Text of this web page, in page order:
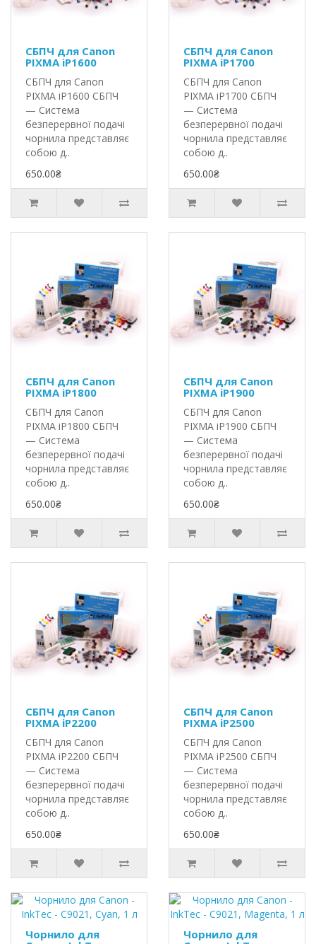
СБПЧ для Canon
PIXMA iP1600
СБПЧ для Canon
PIXMA iP1600 СБПЧ
— Система
безперервної подачі
чорнила представляє
собою д..
650.00₴
СБПЧ для Canon
PIXMA iP1700
СБПЧ для Canon
PIXMA iP1700 СБПЧ
— Система
безперервної подачі
чорнила представляє
собою д..
650.00₴
СБПЧ для Canon
PIXMA iP1800
СБПЧ для Canon
PIXMA iP1800 СБПЧ
— Система
безперервної подачі
чорнила представляє
собою д..
650.00₴
СБПЧ для Canon
PIXMA iP1900
СБПЧ для Canon
PIXMA iP1900 СБПЧ
— Система
безперервної подачі
чорнила представляє
собою д..
650.00₴
СБПЧ для Canon
PIXMA iP2200
СБПЧ для Canon
PIXMA iP2200 СБПЧ
— Система
безперервної подачі
чорнила представляє
собою д..
650.00₴
СБПЧ для Canon
PIXMA iP2500
СБПЧ для Canon
PIXMA iP2500 СБПЧ
— Система
безперервної подачі
чорнила представляє
собою д..
650.00₴
Чорнило для
Чорнило для